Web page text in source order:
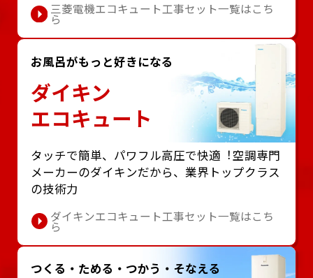
三菱電機エコキュート工事セット一覧はこち
ら
お風呂がもっと好きになる
ダイキン
エコキュート
タッチで簡単、パワフル⾼圧で快適︕空調専⾨
メーカーのダイキンだから、業界トップクラス
の技術⼒
ダイキンエコキュート工事セット一覧はこち
ら
つくる・ためる・つかう・そなえる